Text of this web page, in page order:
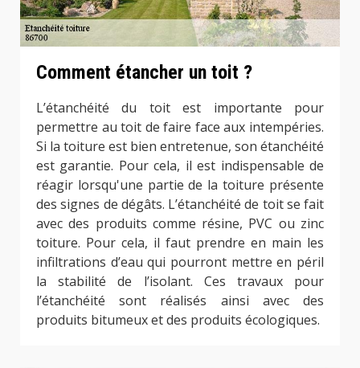
Comment étancher un toit ?
L’étanchéité du toit est importante pour
permettre au toit de faire face aux intempéries.
Si la toiture est bien entretenue, son étanchéité
est garantie. Pour cela, il est indispensable de
réagir lorsqu'une partie de la toiture présente
des signes de dégâts. L’étanchéité de toit se fait
avec des produits comme résine, PVC ou zinc
toiture. Pour cela, il faut prendre en main les
infiltrations d’eau qui pourront mettre en péril
la stabilité de l’isolant. Ces travaux pour
l’étanchéité sont réalisés ainsi avec des
produits bitumeux et des produits écologiques.